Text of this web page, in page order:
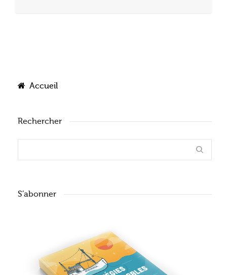
Accueil
Rechercher
S’abonner